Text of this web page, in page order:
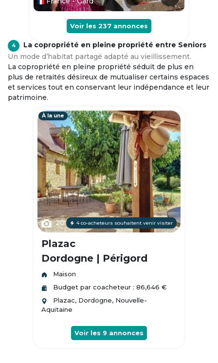
Voir les 237 annonces
4
La copropriété en pleine propriété entre Seniors
Un mode d’habitat partagé adapté au vieillissement.
La copropriété en pleine propriété séduit de plus en
plus de retraités désireux de mutualiser certains espaces
et services tout en conservant leur indépendance et leur
patrimoine.
À la une
20 4 co-acheteurs souhaitent venir visiter
Plazac
Dordogne | Périgord
Maison
Budget par coacheteur : 86,646 €
Plazac, Dordogne, Nouvelle-
Aquitaine
Voir les 9 annonces